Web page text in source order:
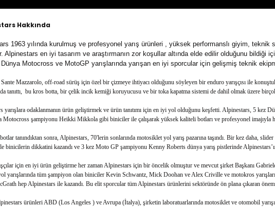
Hakkında
1963 yılında kurulmuş ve profesyonel yarış ürünleri , yüksek performanslı giyim, teknik
Alpinestars en iyi tasarım ve araştırmanın zor koşullar altında elde edilir olduğunu bildiği
Motocross ve MotoGP yarışlarında yarışan en iyi sporcular için gelişmiş teknik
Mazzarolo, off-road sürüş için özel bir çizmeye ihtiyacı olduğunu söyleyen bir enduro yarışçısı ile
tanıttı, bu kros botta, bir çelik incik kemiği koruyucusu ve bir toka kapatma sistemi de dahil olmak üzere
yarışlara odaklanmanın ürün geliştirmek ve ürün tanıtımı için en iyi yol olduğunu keşfetti. Alpinestars, 5 kez
Motocross şampiyonu Heikki Mikkola gibi biniciler ile çalışarak yüksek kaliteli botları ve profesyonel imajıyla
tanındıktan sonra, Alpinestars, 70'lerin sonlarında motosiklet yol yarış pazarına taşındı. Bir kez daha,
binicilerin dikkatini kazandı ve 3 kez Moto GP şampiyonu Kenny Roberts dünya yarış pistlerinde
için en iyi ürün geliştirme her zaman Alpinestars için bir öncelik olmuştur ve mevcut şirket Başkanı
yarışlarında tüm şampiyon olan biniciler Kevin Schwantz, Mick Doohan ve Alex Criville ve motokros
hep Alpinestars ile kazandı. Bu elit sporcular tüm Alpinestars ürünlerini sektöründe ön plana çıkaran
ürünleri ABD (Los Angeles ) ve Avrupa (İtalya), şirketin laboratuarlarında motosiklet ve otomobil